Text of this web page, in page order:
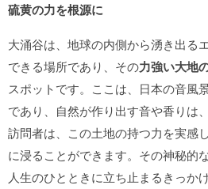
硫黄の力を根源に
大涌谷は、地球の内側から湧き出る
できる場所であり、その力強い大地
スポットです。ここは、日本の音風
であり、自然が作り出す音や香りは
訪問者は、この土地の持つ力を実感
に浸ることができます。その神秘的
人生のひとときに立ち止まるきっか